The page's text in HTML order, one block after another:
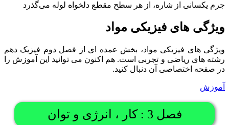
جرم یکسانی از شاره، از هر سطح مقطع دلخواه لوله می‌گذرد
ویژگی های فیزیکی مواد
ویژگی های فیزیکی مواد، بخش عمده ای از فصل دوم فیزیک دهم
رشته های ریاضی و تجربی است. هم اکنون می توانید این آموزش را
در صفحه اختصاصی آن دنبال کنید.
آموزش
فصل 3 : کار ، انرژی و توان